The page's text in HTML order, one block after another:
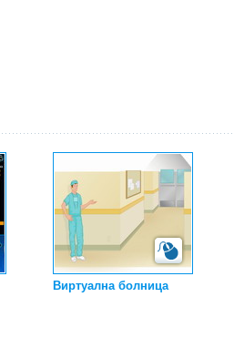
Виртуална болница